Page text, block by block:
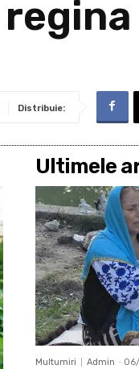
Distribuie:
Ultimele
Multumiri Admin -